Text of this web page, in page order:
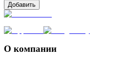
Добавить
О компании